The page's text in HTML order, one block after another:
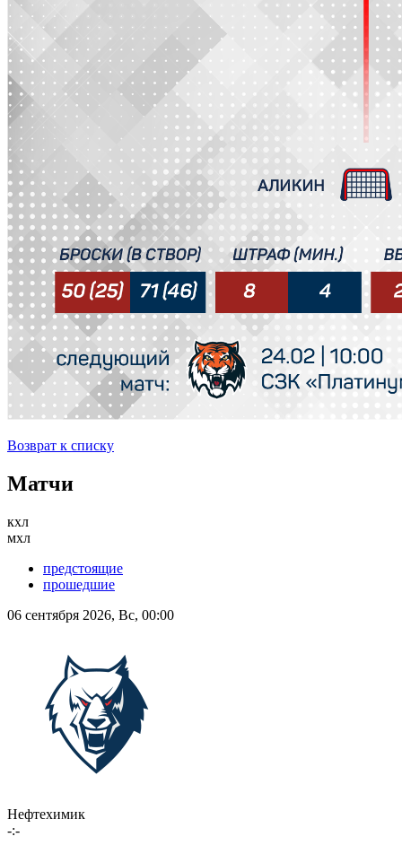
Возврат к списку
Матчи
кхл
мхл
предстоящие
прошедшие
06 сентября 2026, Вс, 00:00
Нефтехимик
-:-